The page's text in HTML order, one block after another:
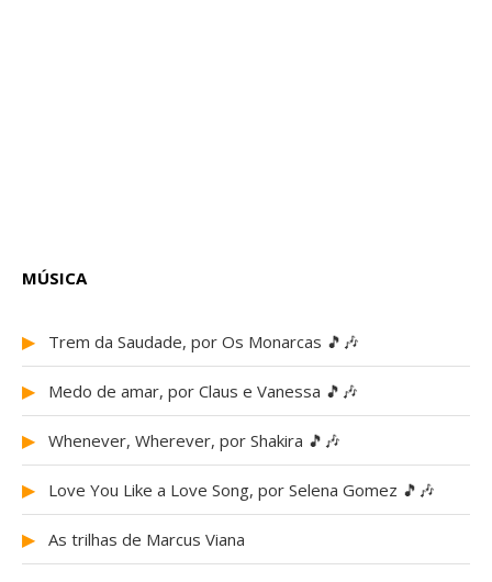
MÚSICA
▶ Trem da Saudade, por Os Monarcas 🎵🎶
▶ Medo de amar, por Claus e Vanessa 🎵🎶
▶ Whenever, Wherever, por Shakira 🎵🎶
▶ Love You Like a Love Song, por Selena Gomez 🎵🎶
▶ As trilhas de Marcus Viana